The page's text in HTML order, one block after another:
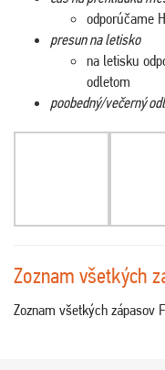
odporúčame
presun na letisko
na letisku
odletom
poobedný/večerný
Zoznam všetkých
Zoznam všetkých zápasov